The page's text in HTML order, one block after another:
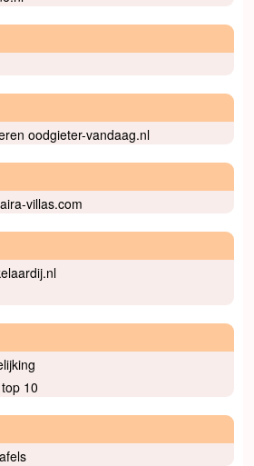
oodgieter-vandaag.nl
villas.com
10